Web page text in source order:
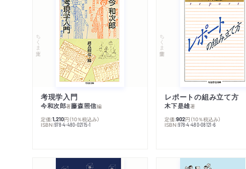
ちくま文庫
考現学入門
今和次郎著藤森照信編
定価:1,210円 （10％税込み）
ISBN:978-4-480-02115-1
ちくま学芸文庫
レポートの組み立て方
木下是雄著
定価:902円 （10％税込み）
ISBN:978-4-480-08121-6